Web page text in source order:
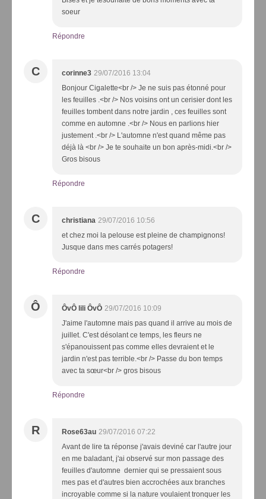
soeur
Répondre
C corinne3 29/07/2016 13:04
Bonjour Cigalette<br /> Je ne suis pas étonné pour
les feuilles .<br /> Nos voisins ont un cerisier dont les
feuilles tombent dans notre jardin , ces feuilles sont
comme en automne .<br /> Nous en parlions hier
justement .<br /> L'automne n'est quand même pas
déjà là <br /> Je te souhaite un bon après-midi.<br />
Gros bisous
Répondre
C christiana 29/07/2016 10:56
et chez moi la pelouse est pleine de champignons!
Jusque dans mes carrés potagers!
Répondre
Ô ÔvÔ lili ÔvÔ 29/07/2016 10:09
J'aime l'automne mais pas quand il arrive au mois de
juillet. C'est désolant ce temps, les fleurs ne
s'épanouissent pas comme elles devraient et le
jardin n'est pas terrible.<br /> Passe du bon temps
avec ta sœur<br /> gros bisous
Répondre
R Rose63au 29/07/2016 07:22
Avant de lire ta réponse j'avais deviné car l'autre jour
en me baladant, j'ai observé sur mon passage des
feuilles d'automne dernier qui se pressaient sous
mes pas et d'autres bien accrochées aux branches
incroyable comme si la nature voulaient tronquer les